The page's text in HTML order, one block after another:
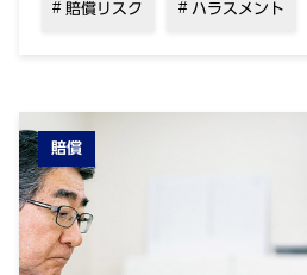
賠償リスク ハラスメント
賠償